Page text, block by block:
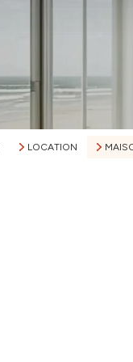
LOCATION